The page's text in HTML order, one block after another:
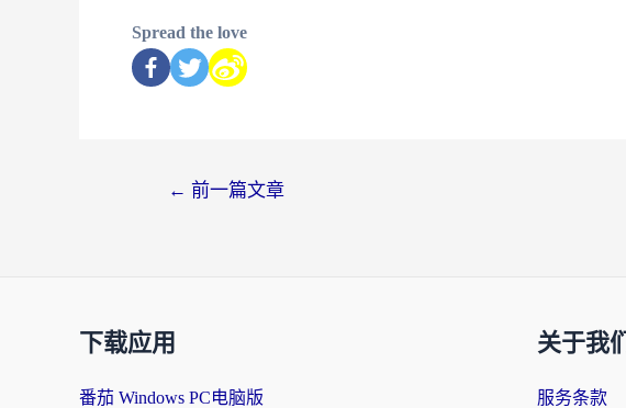
Spread the love
← 前一篇文章
下载应用
番茄 Windows PC电脑版
关于我们
服务条款